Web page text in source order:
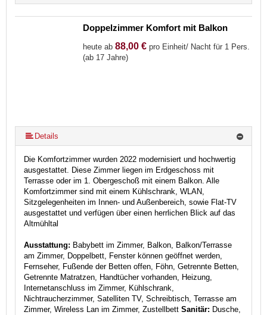
Doppelzimmer Komfort mit Balkon
heute ab 88,00 € pro Einheit/ Nacht für 1 Pers.
(ab 17 Jahre)
Details
Die Komfortzimmer wurden 2022 modernisiert und hochwertig
ausgestattet. Diese Zimmer liegen im Erdgeschoss mit
Terrasse oder im 1. Obergeschoß mit einem Balkon. Alle
Komfortzimmer sind mit einem Kühlschrank, WLAN,
Sitzgelegenheiten im Innen- und Außenbereich, sowie Flat-TV
ausgestattet und verfügen über einen herrlichen Blick auf das
Altmühltal
Ausstattung: Babybett im Zimmer, Balkon, Balkon/Terrasse
am Zimmer, Doppelbett, Fenster können geöffnet werden,
Fernseher, Fußende der Betten offen, Föhn, Getrennte Betten,
Getrennte Matratzen, Handtücher vorhanden, Heizung,
Internetanschluss im Zimmer, Kühlschrank,
Nichtraucherzimmer, Satelliten TV, Schreibtisch, Terrasse am
Zimmer, Wireless Lan im Zimmer, Zustellbett Sanitär: Dusche,